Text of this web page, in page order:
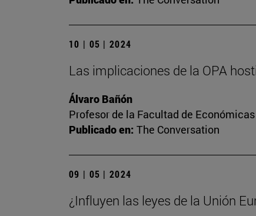
10 | 05 | 2024
Las implicaciones de la OPA
Álvaro Bañón
Profesor de la Facultad de Económicas
Publicado en: The Conversation
09 | 05 | 2024
¿Influyen las leyes de la Unión